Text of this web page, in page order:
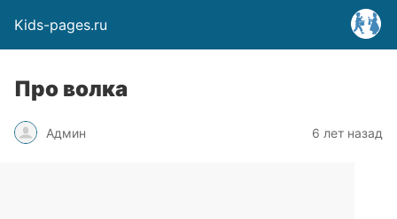
Kids-pages.ru
Про волка
Админ 6 лет назад